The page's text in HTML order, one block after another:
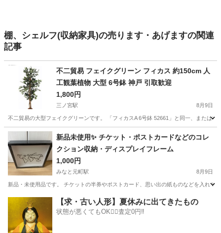
棚、シェルフ(収納家具)の売ります・あげますの関連
記事
不二貿易 フェイクグリーン フィカス 約150cm 人
工観葉植物 大型 6号鉢 神戸 引取歓迎
1,800円
三ノ宮駅 8月9日
不二貿易の大型フェイクグリーンです。 「フィカスA 6号鉢 52661」と同一、または
兵庫 神戸市 三ノ宮駅 インテリア雑貨/小物
新品未使用✨ チケット・ポストカードなどのコレ
クション収納・ディスプレイフレーム
1,000円
みなと元町駅 8月9日
新品・未使用品です。 チケットの半券やポストカード、思い出の紙ものなどを入れ
みなと元町駅 インテリア雑貨/小物
【求・古い人形】夏休みに出てきたもの
状態が悪くてもOK🙆‍♀️査定0円‼️